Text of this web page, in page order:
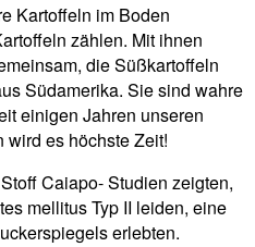
Kartoffeln im Boden
zählen. Mit ihnen
die Süßkartoffeln
Südamerika. Sie sind wahre
einigen Jahren unseren
es höchste Zeit!
Caiapo- Studien zeigten,
mellitus Typ II leiden, eine
erlebten.